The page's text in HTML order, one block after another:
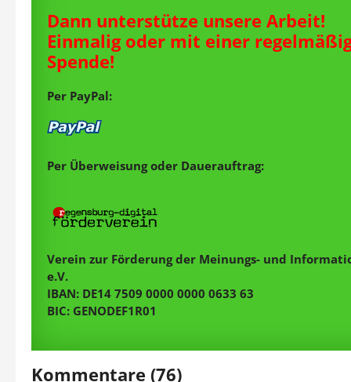
Dann unterstütze unsere Arbeit!
Einmalig oder mit einer
Spende!
Per PayPal:
Per Überweisung oder Dauerauftrag:
Verein zur Förderung der Meinungs- und
e.V.
IBAN: DE14 7509 0000 0000 0633 63
BIC: GENODEF1R01
Kommentare (76)